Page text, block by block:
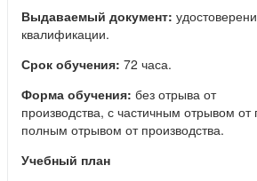
Выдаваемый документ:
квалификации.
Срок обучения: 72 часа.
Форма обучения: без отрыва от
производства, с частичным отрывом от
полным отрывом от производства.
Учебный план